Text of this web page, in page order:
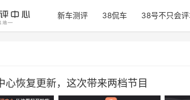
新车测评 38侃车 38号不只会
心恢复更新，这次带来两档节目